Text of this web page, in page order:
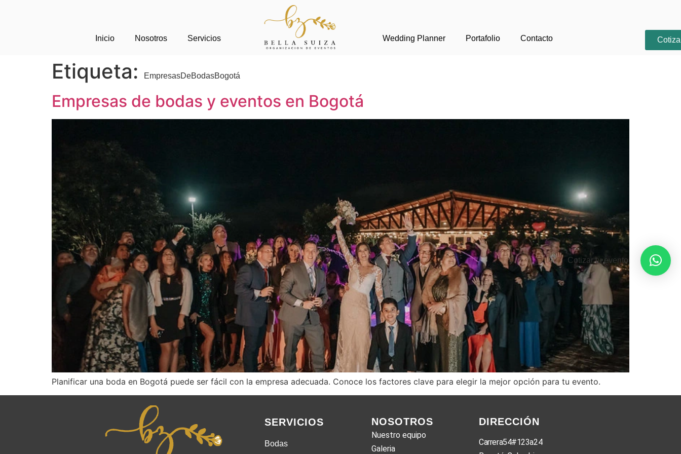
Inicio Nosotros Servicios Wedding Planner Portafolio Contacto
Etiqueta: EmpresasDeBodasBogotá
Empresas de bodas y eventos en Bogotá
Planificar una boda en Bogotá puede ser fácil con la empresa adecuada. Conoce los factores clave para elegir la mejor opción para tu evento.
SERVICIOS
Bodas
NOSOTROS
Nuestro equipo
Galeria
DIRECCIÓN
Carrera54#123a24
Cotizar tu evento